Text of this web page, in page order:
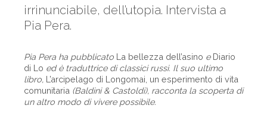
irrinunciabile, dell’utopia. Intervista a
Pia Pera.
Pia Pera ha pubblicato La bellezza dell’asino e Diario
di Lo ed è traduttrice di classici russi. Il suo ultimo
libro, L’arcipelago di Longomai, un esperimento di vita
comunitaria (Baldini & Castoldi), racconta la scoperta di
un altro modo di vivere possibile.